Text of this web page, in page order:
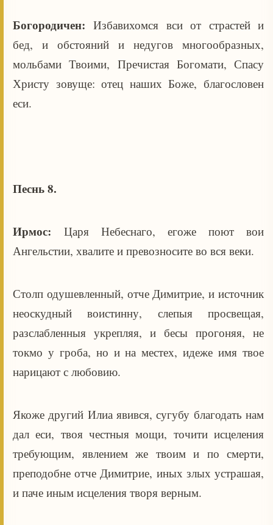
Богородичен:Избавихомся вси от страстей и
бед, и обстояний и недугов многообразных,
мольбами Твоими, Пречистая Богомати, Спасу
Христу зовуще: отец наших Боже, благословен
еси.
Песнь 8.
Ирмос: Царя Небеснаго, егоже поют вои
Ангельстии, хвалите и превозносите во вся веки.
Столп одушевленный, отче Димитрие, и источник
неоскудный воистинну, слепыя просвещая,
разслабленныя укрепляя, и бесы прогоняя, не
токмо у гроба, но и на местех, идеже имя твое
нарицают с любовию.
Якоже другий Илиа явився, сугубу благодать нам
дал еси, твоя честныя мощи, точити исцеления
требующим, явлением же твоим и по смерти,
преподобне отче Димитрие, иных злых устрашая,
и паче иным исцеления творя верным.